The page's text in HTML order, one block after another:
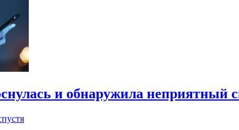
и обнаружила неприятный